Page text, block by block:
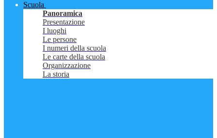
Scuola
Panoramica
Presentazione
I luoghi
Le persone
I numeri della scuola
Le carte della scuola
Organizzazione
La storia